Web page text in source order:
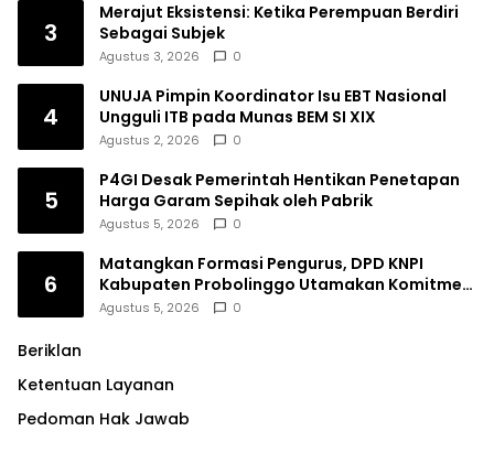
3
Merajut Eksistensi: Ketika Perempuan Berdiri
Sebagai Subjek
Agustus 3, 2026 0
4
UNUJA Pimpin Koordinator Isu EBT Nasional
Ungguli ITB pada Munas BEM SI XIX
Agustus 2, 2026 0
5
P4GI Desak Pemerintah Hentikan Penetapan
Harga Garam Sepihak oleh Pabrik
Agustus 5, 2026 0
6
Matangkan Formasi Pengurus, DPD KNPI
Kabupaten Probolinggo Utamakan Komitmen
dan Kinerja
Agustus 5, 2026 0
Beriklan
Ketentuan Layanan
Pedoman Hak Jawab